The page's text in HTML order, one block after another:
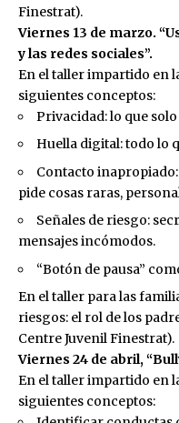
Finestrat).
Viernes 13 de marzo.
y las redes sociales”.
En el taller impartido en
siguientes conceptos:
Privacidad: lo que
Huella digital: todo lo
Contacto
pide cosas raras,
Señales de riesgo:
mensajes incómodos.
“Botón de pausa”
En el taller para las
riesgos: el rol de los
Centre Juvenil Finestrat).
Viernes 24 de abril,
En el taller impartido en
siguientes conceptos: